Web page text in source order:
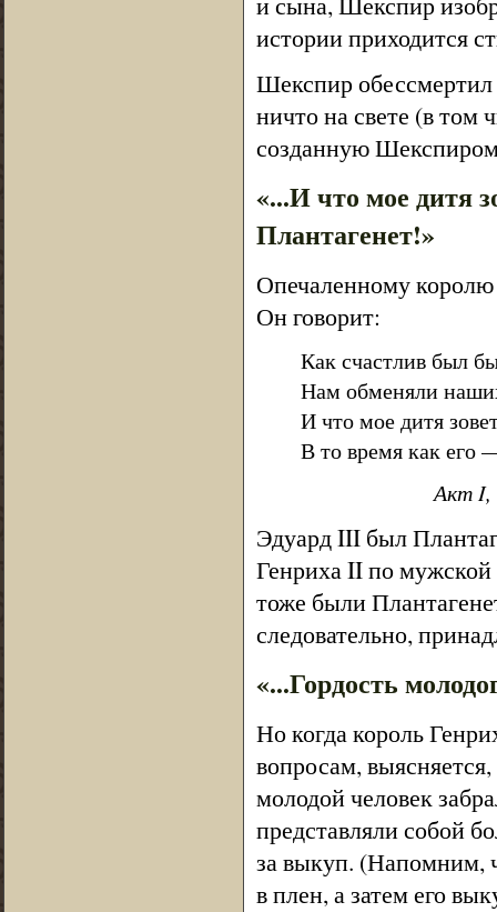
истории приходится
Шекспир обессмертил
ничто на свете (в том
созданную
«...И что мое дитя
Плантагенет!»
Опечаленному королю
Он говорит:
Как счастлив был
Нам обменяли
И что мое дитя
В то время как его
Акт I,
Эдуард III был
Генриха II по
тоже были
следовательно,
«...Гордость
Но когда король
вопросам,
молодой человек
представляли собой
за выкуп. (Напомним,
в плен, а затем его